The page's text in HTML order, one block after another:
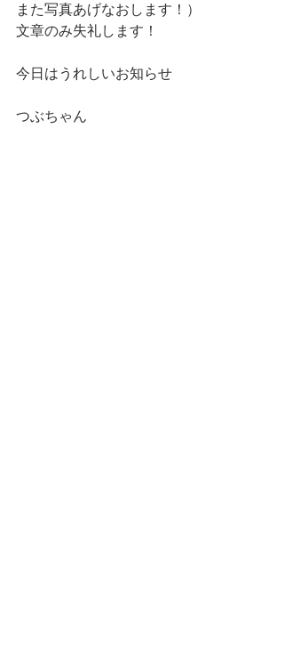
また写真あげなおします！）
文章のみ失礼します！
今日はうれしいお知らせ
つぶちゃん